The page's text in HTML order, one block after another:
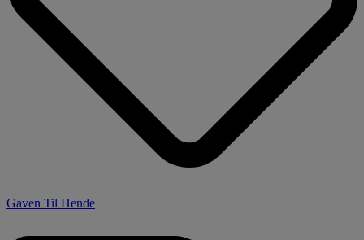
Gaven Til Hende